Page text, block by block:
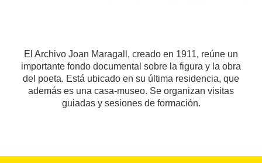
El Archivo Joan Maragall, creado en 1911, reúne un
importante fondo documental sobre la figura y la obra
del poeta. Está ubicado en su última residencia, que
además es una casa-museo. Se organizan visitas
guiadas y sesiones de formación.